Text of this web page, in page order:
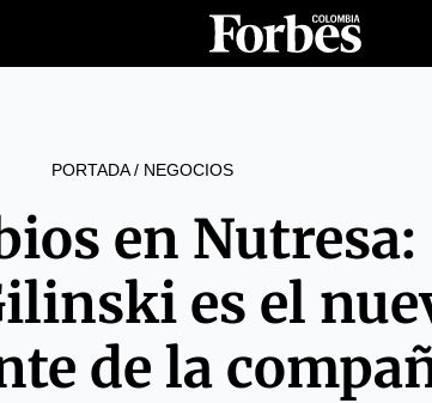
PORTADA/ NEGOCIOS
en Nutresa:
es el
de la